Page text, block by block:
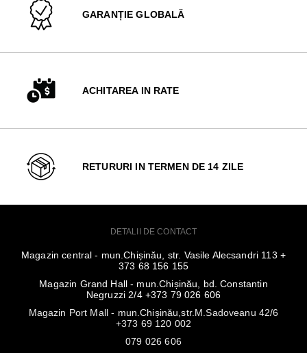
GARANȚIE GLOBALĂ
ACHITAREA IN RATE
RETURURI IN TERMEN DE 14 ZILE
DETALII DE CONTACT
Magazin central - mun.Chișinău, str. Vasile Alecsandri 113 +
373 68 156 155
Magazin Grand Hall - mun.Chișinău, bd. Constantin
Negruzzi 2/4 +373 79 026 606
Magazin Port Mall - mun.Chișinău,str.M.Sadoveanu 42/6
+373 69 120 002
079 026 606